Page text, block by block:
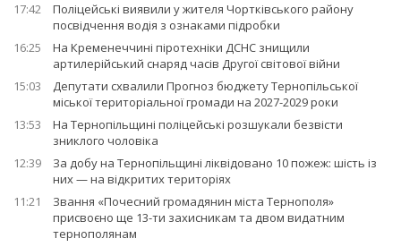
17:42
Поліцейські виявили у жителя Чортківського району
посвідчення водія з ознаками підробки
16:25
На Кременеччині піротехніки ДСНС знищили
артилерійський снаряд часів Другої світової війни
15:03
Депутати схвалили Прогноз бюджету Тернопільської
міської територіальної громади на 2027-2029 роки
13:53
На Тернопільщині поліцейські розшукали безвісти
зниклого чоловіка
12:39
За добу на Тернопільщині ліквідовано 10 пожеж: шість із
них — на відкритих територіях
11:21
Звання «Почесний громадянин міста Тернополя»
присвоєно ще 13-ти захисникам та двом видатним
тернополянам